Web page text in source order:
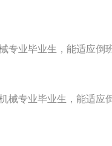
业毕业生，能适应倒
专业毕业生，能适应